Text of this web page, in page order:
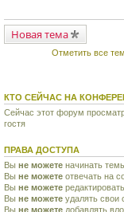
н
о
м
у
б
щ
е
ч
и
т
а
у
с
о
щ
е
н
и
ю
в
м
у
н
о
ч
и
н
о
м
у
с
о
Новая тема
Отметить все
КТО СЕЙЧАС НА
Сейчас этот форум
гостя
ПРАВА ДОСТУПА
Вы не можете начинать
Вы не можете отвечать на
Вы не можете
Вы не можете удалять свои
Вы не можете добавлять